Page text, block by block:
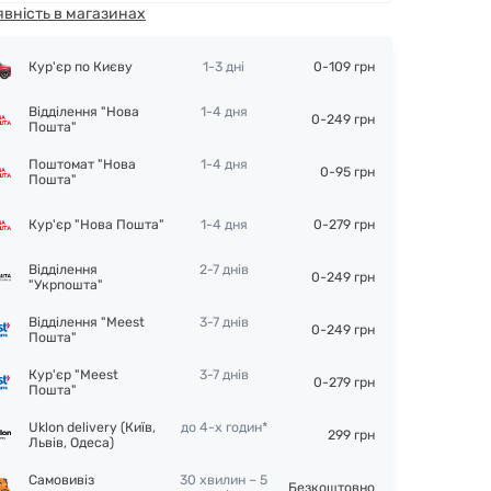
в магазинах
Кур'єр по Києву 1-3 дні 0-109 грн
Відділення "Нова
Пошта"
1-4 дня 0-249 грн
Поштомат "Нова
Пошта"
1-4 дня 0-95 грн
Кур'єр "Нова Пошта" 1-4 дня 0-279 грн
Відділення
"Укрпошта"
2-7 днів 0-249 грн
Відділення "Meest
Пошта"
3-7 днів 0-249 грн
Кур'єр "Meest
Пошта"
3-7 днів 0-279 грн
Uklon delivery (Київ,
Львів, Одеса)
до 4-х годин* 299 грн
Самовивіз
30 хвилин – 5
Безкоштовно